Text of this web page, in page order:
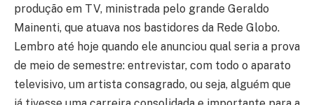
produção em TV, ministrada pelo grande Geraldo
Mainenti, que atuava nos bastidores da Rede Globo.
Lembro até hoje quando ele anunciou qual seria a prova
de meio de semestre: entrevistar, com todo o aparato
televisivo, um artista consagrado, ou seja, alguém que